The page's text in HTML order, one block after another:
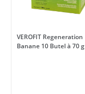
VEROFIT Regeneration
Banane 10 Butel à 70 g